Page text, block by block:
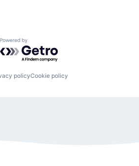
Powered by Getro.com
policyCookie policy